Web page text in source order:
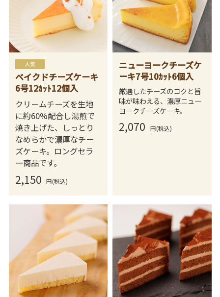
ベイクドチーズケーキ
6号12ｶｯﾄ12個入
クリームチーズを生地
に約60%配合し湯煎で
焼き上げた、しっとり
なめらかで濃厚なチー
ズケーキ。ロングセラ
ー商品です。
2,150 円(税込)
ニューヨークチーズケ
ーキ7号10ｶｯﾄ6個入
厳選したチーズのコクと旨
味が味わえる、濃厚ニュー
ヨークチーズケーキ。
2,070 円(税込)